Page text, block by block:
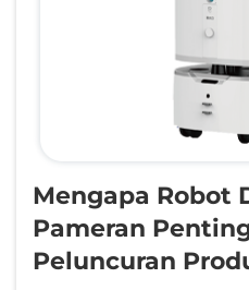
Dukungan Layanan
Mengapa Robot
Pameran
Peluncuran